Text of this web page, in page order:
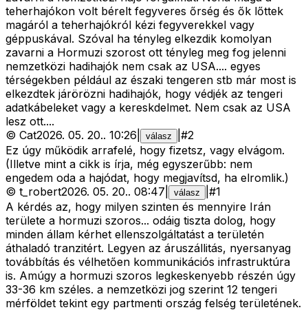
teherhajókon volt bérelt fegyveres őrség és ők lőttek
magáról a teherhajókról kézi fegyverekkel vagy
géppuskával. Szóval ha tényleg elkezdik komolyan
zavarni a Hormuzi szorost ott tényleg meg fog jelenni
nemzetközi hadihajók nem csak az USA.... egyes
térségekben például az északi tengeren stb már most is
elkezdtek járörözni hadihajók, hogy védjék az tengeri
adatkábeleket vagy a kereskdelmet. Nem csak az USA
lesz ott....
© Cat2026. 05. 20.. 10:26 válasz #2
Ez úgy működik arrafelé, hogy fizetsz, vagy elvágom.
(Illetve mint a cikk is írja, még egyszerűbb: nem
engedem oda a hajódat, hogy megjavítsd, ha elromlik.)
© t_robert2026. 05. 20.. 08:47 válasz #1
A kérdés az, hogy milyen szinten és mennyire Irán
területe a hormuzi szoros... odáig tiszta dolog, hogy
minden állam kérhet ellenszolgáltatást a területén
áthaladó tranzitért. Legyen az áruszállitás, nyersanyag
továbbítás és vélhetően kommunikációs infrastruktúra
is. Amúgy a hormuzi szoros legkeskenyebb részén úgy
33-36 km széles. a nemzetközi jog szerint 12 tengeri
mérföldet tekint egy partmenti ország felség területének.